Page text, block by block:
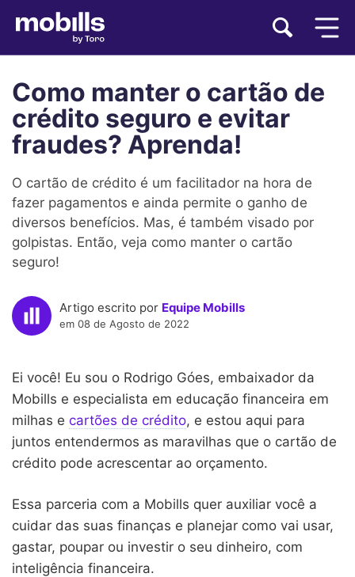
Como manter o cartão de
crédito seguro e evitar
fraudes? Aprenda!
O cartão de crédito é um facilitador na hora de
fazer pagamentos e ainda permite o ganho de
diversos benefícios. Mas, é também visado por
golpistas. Então, veja como manter o cartão
seguro!
Artigo escrito por Equipe Mobills
em 08 de Agosto de 2022
Ei você! Eu sou o Rodrigo Góes, embaixador da
Mobills e especialista em educação financeira em
milhas e cartões de crédito, e estou aqui para
juntos entendermos as maravilhas que o cartão de
crédito pode acrescentar ao orçamento.
Essa parceria com a Mobills quer auxiliar você a
cuidar das suas finanças e planejar como vai usar,
gastar, poupar ou investir o seu dinheiro, com
inteligência financeira.